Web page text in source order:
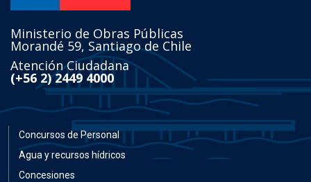
Ministerio de Obras Públicas
Morandé 59, Santiago de Chile
Atención Ciudadana
(+56 2) 2449 4000
Concursos de Personal
Agua y recursos hídricos
Concesiones